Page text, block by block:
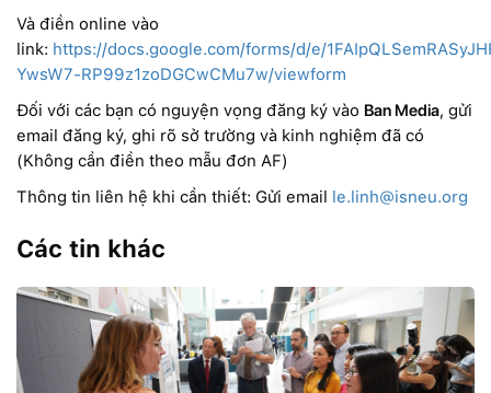
Và điền online vào
link: https://docs.google.com/forms/d/e/
YwsW7-RP99z1zoDGCwCMu7w/viewform
Đối với các bạn có nguyện vọng đăng ký vào Ban Media, gửi
email đăng ký, ghi rõ sở trường và kinh nghiệm đã có
(Không cần điền theo mẫu đơn AF)
Thông tin liên hệ khi cần thiết: Gửi email le.linh@isneu.org
Các tin khác